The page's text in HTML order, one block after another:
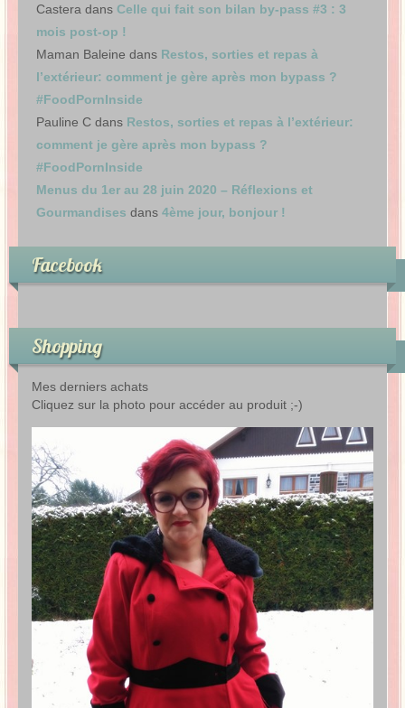
Castera dans Celle qui fait son bilan by-pass #3 : 3
mois post-op !
Maman Baleine dans Restos, sorties et repas à
l’extérieur: comment je gère après mon bypass ?
#FoodPornInside
Pauline C dans Restos, sorties et repas à l’extérieur:
comment je gère après mon bypass ?
#FoodPornInside
Menus du 1er au 28 juin 2020 – Réflexions et
Gourmandises dans 4ème jour, bonjour !
Facebook
Shopping
Mes derniers achats
Cliquez sur la photo pour accéder au produit ;-)